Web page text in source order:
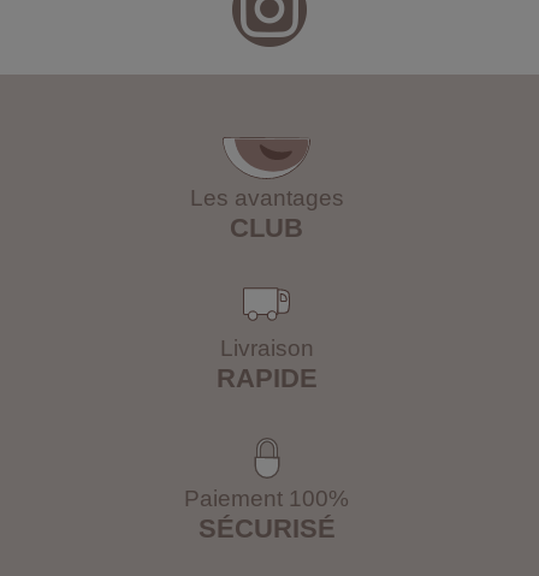
Les avantages
CLUB
Livraison
RAPIDE
Paiement 100%
SÉCURISÉ